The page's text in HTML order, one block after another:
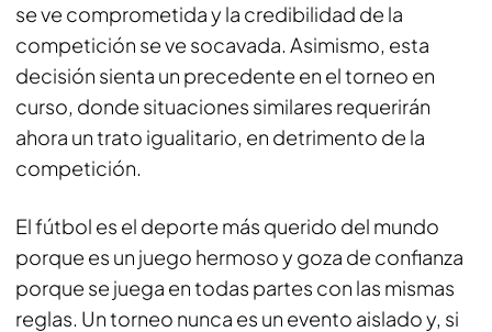
se ve comprometida y la credibilidad de la
competición se ve socavada. Asimismo, esta
decisión sienta un precedente en el torneo en
curso, donde situaciones similares requerirán
ahora un trato igualitario, en detrimento de la
competición.
El fútbol es el deporte más querido del mundo
porque es un juego hermoso y goza de confianza
porque se juega en todas partes con las mismas
reglas. Un torneo nunca es un evento aislado y, si